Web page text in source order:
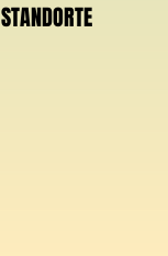
STANDORTE